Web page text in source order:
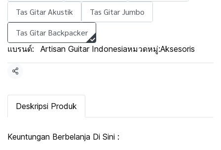
Tas Gitar Akustik
Tas Gitar Jumbo
Tas Gitar Backpacker
แบรนด์: Artisan Guitar Indonesiaหมวดหมู่:Aksesoris
แชร์
Deskripsi Produk
Keuntungan Berbelanja Di Sini :